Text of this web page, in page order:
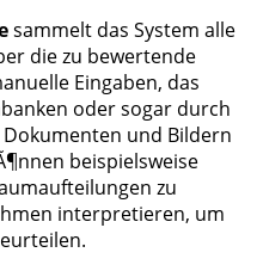
sammelt das System alle
die zu bewertende
Eingaben, das
oder sogar durch
und Bildern
beispielsweise
zu
interpretieren, um